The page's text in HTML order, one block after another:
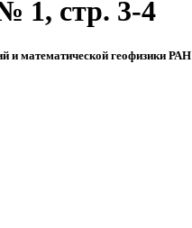
1, стр. 3-4
и математической геофизики РАН